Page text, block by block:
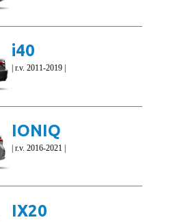
i40
| r.v. 2011-2019 |
IONIQ
| r.v. 2016-2021 |
IX20